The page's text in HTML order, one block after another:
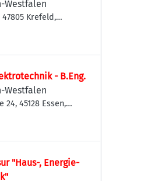
Westfalen
Krefeld,
- B.Eng.
Westfalen
45128 Essen,
"Haus-, Energie-